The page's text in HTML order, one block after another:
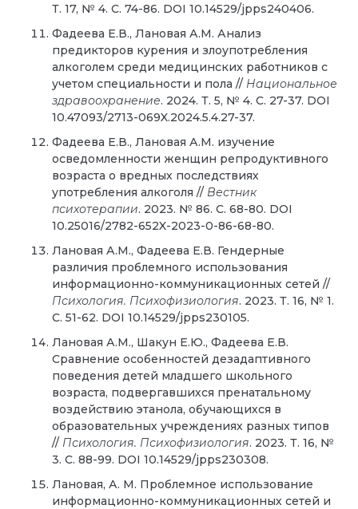
Т. 17, № 4. С. 74-86. DOI 10.14529/jpps240406.
Фадеева Е.В., Лановая А.М. Анализ
предикторов курения и злоупотребления
алкоголем среди медицинских работников с
учетом специальности и пола // Национальное
здравоохранение. 2024. Т. 5, № 4. С. 27-37. DOI
10.47093/2713-069X.2024.5.4.27-37.
Фадеева Е.В., Лановая А.М. изучение
осведомленности женщин репродуктивного
возраста о вредных последствиях
употребления алкоголя // Вестник
психотерапии. 2023. № 86. С. 68-80. DOI
10.25016/2782-652X-2023-0-86-68-80.
Лановая А.М., Фадеева Е.В. Гендерные
различия проблемного использования
информационно-коммуникационных сетей //
Психология. Психофизиология. 2023. Т. 16, № 1.
С. 51-62. DOI 10.14529/jpps230105.
Лановая А.М., Шакун Е.Ю., Фадеева Е.В.
Сравнение особенностей дезадаптивного
поведения детей младшего школьного
возраста, подвергавшихся пренатальному
воздействию этанола, обучающихся в
образовательных учреждениях разных типов
// Психология. Психофизиология. 2023. Т. 16, №
3. С. 88-99. DOI 10.14529/jpps230308.
Лановая, А. М. Проблемное использование
информационно-коммуникационных сетей и